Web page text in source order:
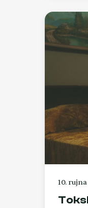
10. rujna